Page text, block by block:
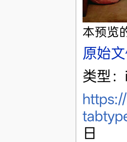
本预览
原始
类型
日